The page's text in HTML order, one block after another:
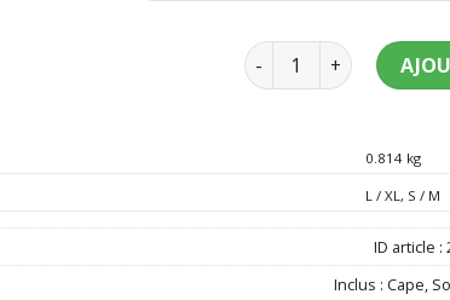
quantité de
0.814 kg
L / XL , S / M
ID article :
Inclus : Cape,